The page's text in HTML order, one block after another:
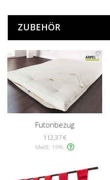
ZUBEHÖR
Futonbezug
112,37 €
MwSt. 19%